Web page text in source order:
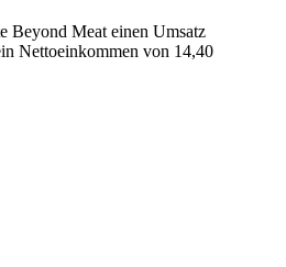
Beyond Meat einen Umsatz
Nettoeinkommen von 14,40